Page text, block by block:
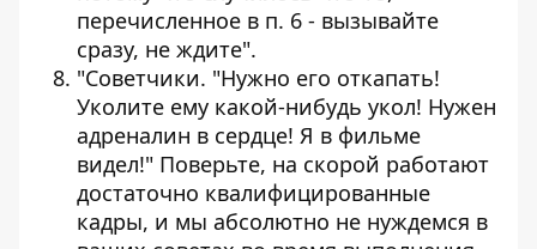
перечисленное в п. 6 - вызывайте
сразу, не ждите".
"Советчики. "Нужно его откапать!
Уколите ему какой-нибудь укол! Нужен
адреналин в сердце! Я в фильме
видел!" Поверьте, на скорой работают
достаточно квалифицированные
кадры, и мы абсолютно не нуждемся в